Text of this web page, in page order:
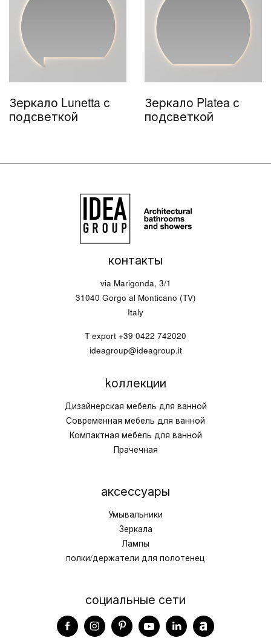
Зеркало Lunetta с
подсветкой
Зеркало Platea с
подсветкой
контакты
via Marigonda, 3/1
31040 Gorgo al Monticano (TV)
Italy
T export +39 0422 742020
ideagroup@ideagroup.it
kоллекции
Дизайнерская мебель для ванной
Современная мебель для ванной
Компактная мебель для ванной
Прачечная
аксессуары
Умывальники
Зеркала
Лампы
полки/держатели для полотенец
социальные сети